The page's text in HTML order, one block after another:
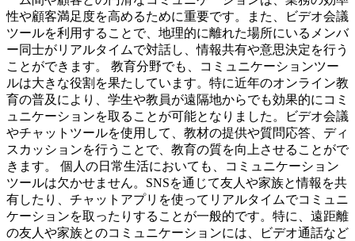
性や顧客満足度を高めるために重要です。また、ビデオ会議
ツールを利用することで、地理的に離れた場所にいるメンバ
ー同士がリアルタイムで対話し、情報共有や意思決定を行う
ことができます。 教育分野でも、コミュニケーションツー
ルは大きな役割を果たしています。特に近年のオンライン教
育の普及により、学生や教員が遠隔地からでも効果的にコミ
ュニケーションを取ることが可能となりました。ビデオ会議
やチャットツールを使用して、教材の提供や質問応答、ディ
スカッションを行うことで、教育の質を向上させることがで
きます。 個人の日常生活においても、コミュニケーション
ツールは欠かせません。SNSを通じて友人や家族と情報を共
有したり、チャットアプリを使ってリアルタイムでコミュニ
ケーションを取ったりすることが一般的です。特に、遠距離
の友人や家族とのコミュニケーションには、ビデオ通話など